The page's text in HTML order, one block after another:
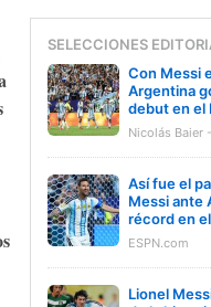
SELECCIONES
Con Messi
Argentina
debut en el
Así fue el
Messi ante
récord en
ESPN.com
Lionel